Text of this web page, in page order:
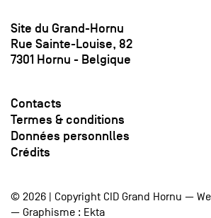
Site du Grand-Hornu
Rue Sainte-Louise, 82
7301 Hornu - Belgique
Contacts
Termes & conditions
Données personnlles
Crédits
© 2026 | Copyright CID Grand Hornu —
— Graphisme : Ekta